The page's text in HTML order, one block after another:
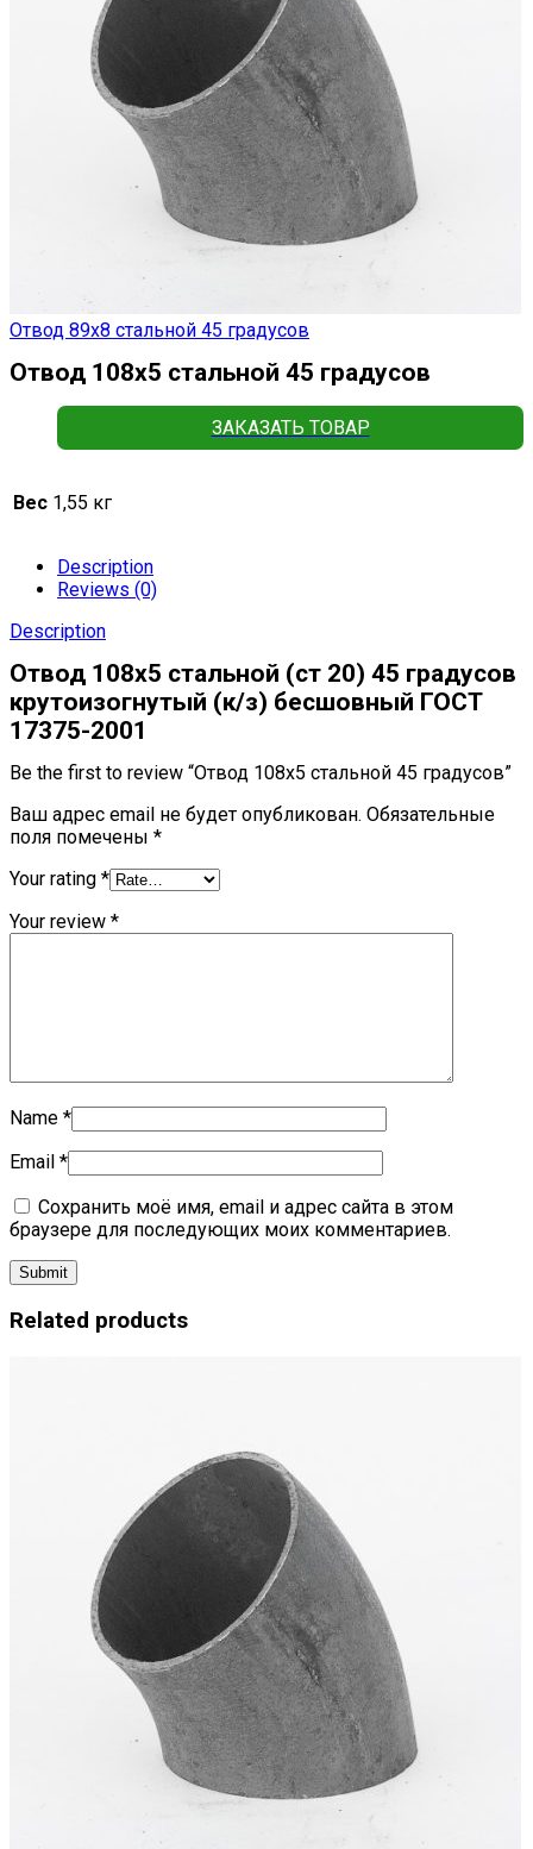
Отвод 89х8 стальной 45 градусов
Отвод 108х5 стальной 45 градусов
ЗАКАЗАТЬ ТОВАР
Вес 1,55 кг
Description
Reviews (0)
Description
Отвод 108х5 стальной (ст 20) 45 градусов
крутоизогнутый (к/з) бесшовный ГОСТ
17375-2001
Be the first to review “Отвод 108х5 стальной 45 градусов”
Ваш адрес email не будет опубликован. Обязательные
поля помечены *
Your rating *
Your review *
Name *
Email *
Сохранить моё имя, email и адрес сайта в этом
браузере для последующих моих комментариев.
Related products